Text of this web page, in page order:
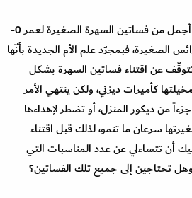
لا شك أنّه ليس هنالك ما هو أجمل من فساتين السهرة الصغيرة لعمر 0-
الصغيرة، فبمجرّد علم الأم الجديدة بأنّها
عن اقتناء فساتين السهرة بشكل
كأميرات ديزني، ولكن ينتهي الأمر
من ديكور المنزل، أو تضطر لإهداءها
سرعان ما تنمو، لذلك قبل اقتناء
أن تتساءلي عن عدد المناسبات التي
تحتاجين إلى جميع تلك الفساتين؟